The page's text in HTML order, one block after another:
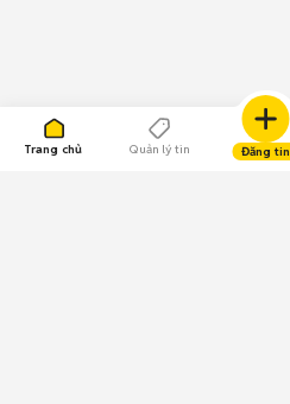
Trang chủ Quản lý tin Đăng tin